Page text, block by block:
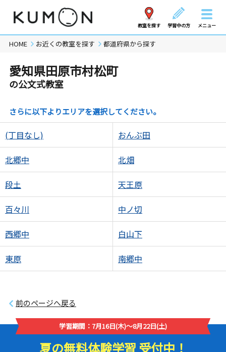
教室を探す 学習中の方 メニュー
HOME お近くの教室を探す 都道府県から探す
愛知県田原市村松町
の公文式教室
さらに以下よりエリアを選択してください。
(丁目なし) おんぶ田
北郷中 北畑
段土 天王原
百々川 中ノ切
西郷中 白山下
東原 南郷中
前のページへ戻る
学習期間：7月16日(木)～8月22日(土)
夏の無料体験学習 受付中！